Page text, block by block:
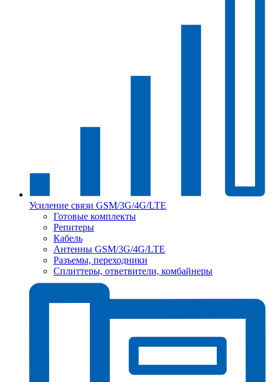
Усиление связи GSM/3G/4G/LTE
Готовые комплекты
Репитеры
Кабель
Антенны GSM/3G/4G/LTE
Разъемы, переходники
Сплиттеры, ответвители, комбайнеры